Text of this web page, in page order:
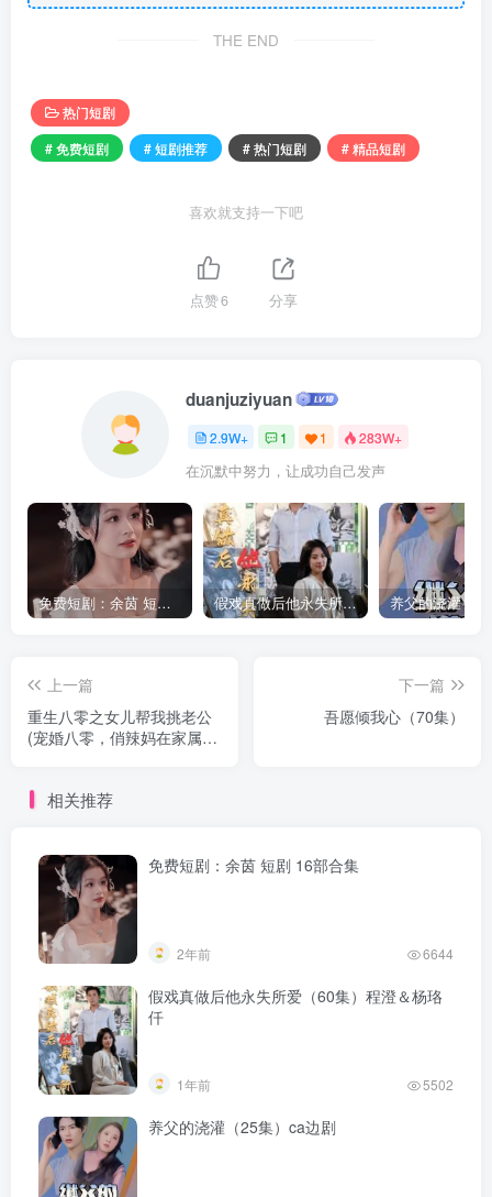
THE END
热门短剧
# 免费短剧
# 短剧推荐 # 热门短剧 # 精品短剧
喜欢就支持一下吧
点赞6 分享
duanjuziyuan
2.9W+ 1 1 283W+
在沉默中努力，让成功自己发声
免费短剧：余茵 短剧 16部合集 假戏真做后他永失所爱（60集）程澄＆杨珞仟
上一篇
重生八零之女儿帮我挑老公
(宠婚八零，俏辣妈在家属院
下一篇
吾愿倾我心（70集）
相关推荐
免费短剧：余茵 短剧 16部合集
2年前 6644
假戏真做后他永失所爱（60集）程澄＆杨珞
仟
1年前 5502
养父的浇灌（25集）ca边剧